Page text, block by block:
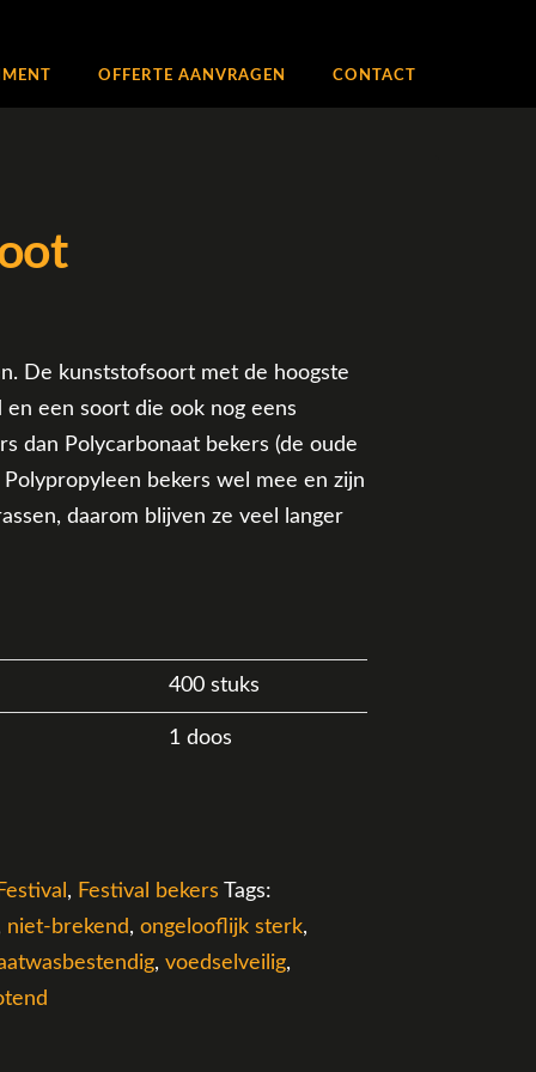
OFFERTE AANVRAGEN CONTACT
De kunststofsoort met de hoogste
een soort die ook nog eens
dan Polycarbonaat bekers (de oude
bekers wel mee en zijn
daarom blijven ze veel langer
400 stuks
1 doos
Festival , Festival bekers Tags:
niet-brekend,ongelooflijk sterk,
,voedselveilig,